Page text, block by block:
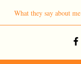
What they say about me